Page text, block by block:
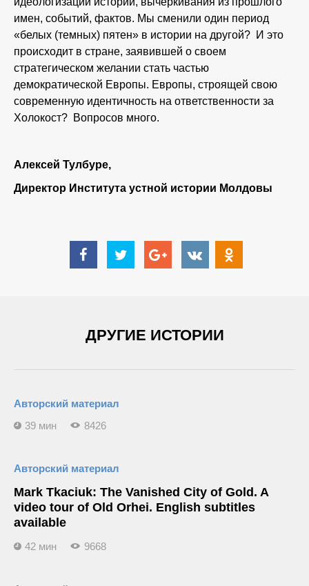
имен, событий, фактов. Мы сменили один период
«белых (темных) пятен» в истории на другой? И это
происходит в стране, заявившей о своем
стратегическом желании стать частью
демократической Европы. Европы, строящей свою
современную идентичность на ответственности за
Холокост? Вопросов много.
Алексей Тулбуре,
Директор Института устной истории Молдовы
ДРУГИЕ ИСТОРИИ
Авторский материал
39 мин
8426
Авторский материал
Mark Tkaciuk: The Vanished City of Gold. A
video tour of Old Orhei. English subtitles
available
42 мин 9668